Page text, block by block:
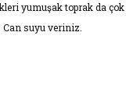
yumuşak toprak da çok
Can suyu veriniz.